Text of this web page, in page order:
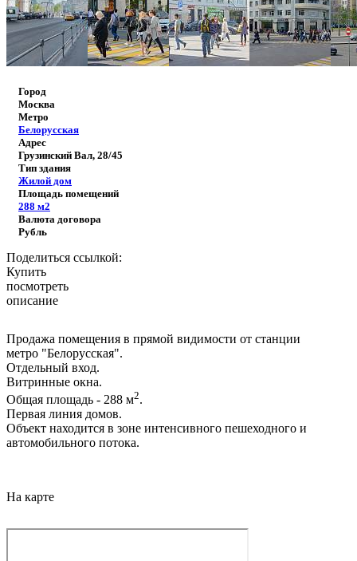
Город
Москва
Метро
Белорусская
Адрес
Грузинский Вал, 28/45
Тип здания
Жилой дом
Площадь помещений
288 м2
Валюта договора
Рубль
Поделиться ссылкой:
Купить
посмотреть
описание
Продажа помещения в прямой видимости от станции
метро "Белорусская".
Отдельный вход.
Витринные окна.
Общая площадь - 288 м2.
Первая линия домов.
Объект находится в зоне интенсивного пешеходного и
автомобильного потока.
На карте